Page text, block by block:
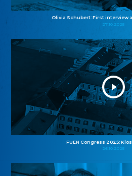
Olivia Schubert: First interview
27.10.2025
FUEN Congress 2025:
26.10.2025